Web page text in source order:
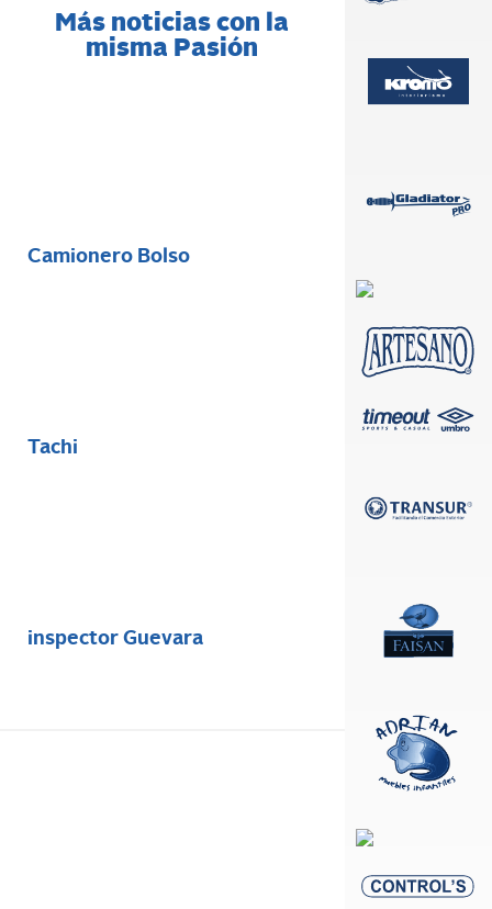
Más noticias con la
misma Pasión
Camionero Bolso
Tachi
inspector Guevara